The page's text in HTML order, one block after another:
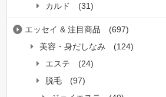
カルド
(31)
エッセイ & 注目商品
(697)
美容・身だしなみ
(124)
エステ
(24)
脱毛
(97)